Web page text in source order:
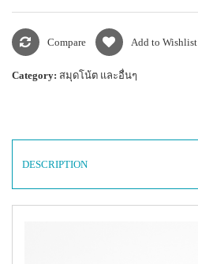
Compare Add to Wishlist
Category: สมุดโน้ต และอื่นๆ
DESCRIPTION